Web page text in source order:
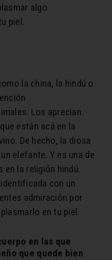
algo
piel.
la china, la hindú o
Los aprecian
están acá en la
De hecho, la diosa
elefante. Y es una de
en la religión hindú.
con un
admiración por
en tu piel.
en las que
que quede bien